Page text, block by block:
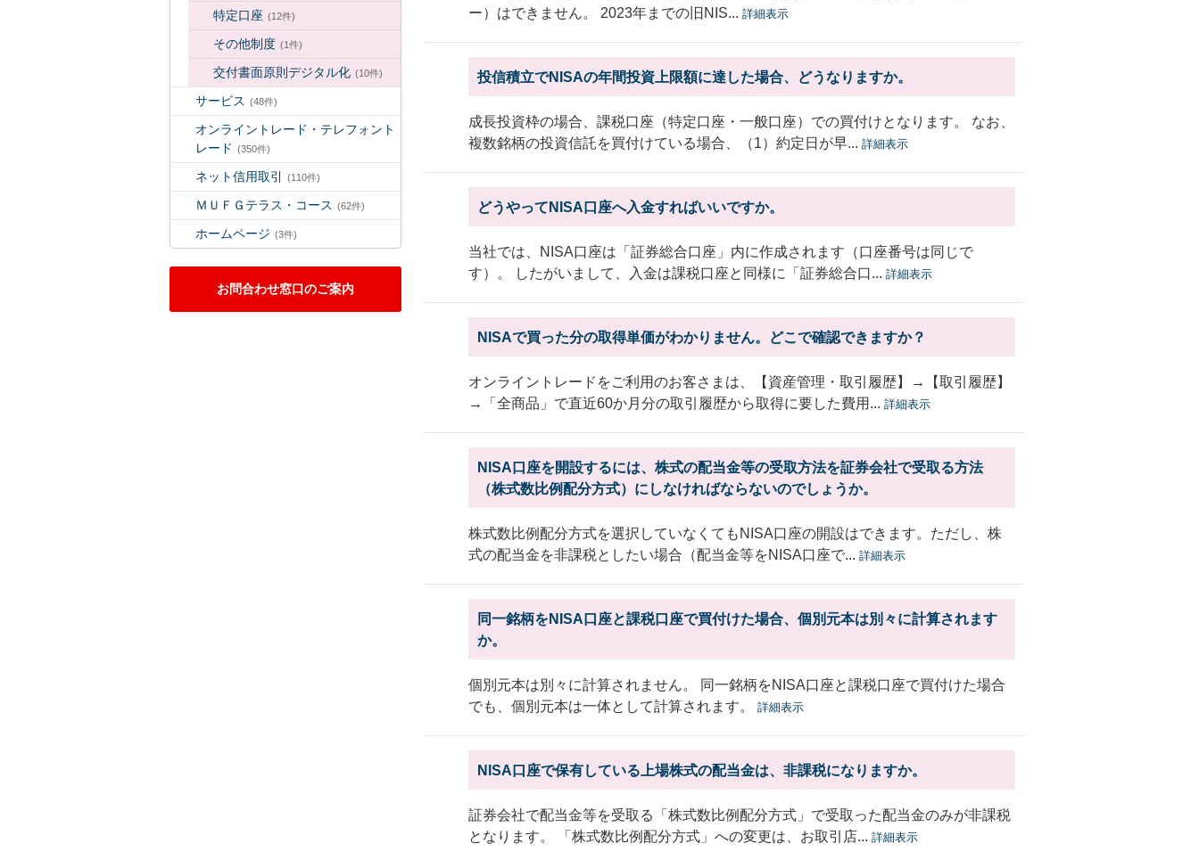
特定口座 (12件)
その他制度 (1件)
交付書面原則デジタル化 (10件)
サービス (48件)
オンライントレード・テレフォント
レード (350件)
ネット信用取引 (110件)
ＭＵＦＧテラス・コース (62件)
ホームページ (3件)
お問合わせ窓口のご案内
ー）はできません。 2023年までの旧NIS... 詳細表示
投信積立でNISAの年間投資上限額に達した場合、どうなりますか。
成長投資枠の場合、課税口座（特定口座・一般口座）での買付けとなります。 なお、
複数銘柄の投資信託を買付けている場合、（1）約定日が早... 詳細表示
どうやってNISA口座へ入金すればいいですか。
当社では、NISA口座は「証券総合口座」内に作成されます（口座番号は同じで
す）。 したがいまして、入金は課税口座と同様に「証券総合口... 詳細表示
NISAで買った分の取得単価がわかりません。どこで確認できますか？
オンライントレードをご利用のお客さまは、【資産管理・取引履歴】→【取引履歴】
→「全商品」で直近60か月分の取引履歴から取得に要した費用... 詳細表示
NISA口座を開設するには、株式の配当金等の受取方法を証券会社で受取る方法
（株式数比例配分方式）にしなければならないのでしょうか。
株式数比例配分方式を選択していなくてもNISA口座の開設はできます。ただし、株
式の配当金を非課税としたい場合（配当金等をNISA口座で... 詳細表示
同一銘柄をNISA口座と課税口座で買付けた場合、個別元本は別々に計算されます
か。
個別元本は別々に計算されません。 同一銘柄をNISA口座と課税口座で買付けた場合
でも、個別元本は一体として計算されます。
詳細表示
NISA口座で保有している上場株式の配当金は、非課税になりますか。
証券会社で配当金等を受取る「株式数比例配分方式」で受取った配当金のみが非課税
となります。 「株式数比例配分方式」への変更は、お取引店... 詳細表示